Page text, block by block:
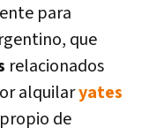
para
que
relacionados
alquilaryates
de